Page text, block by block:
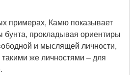
примерах, Камю показывает
прокладывая ориентиры
и мыслящей личности,
же личностями – для